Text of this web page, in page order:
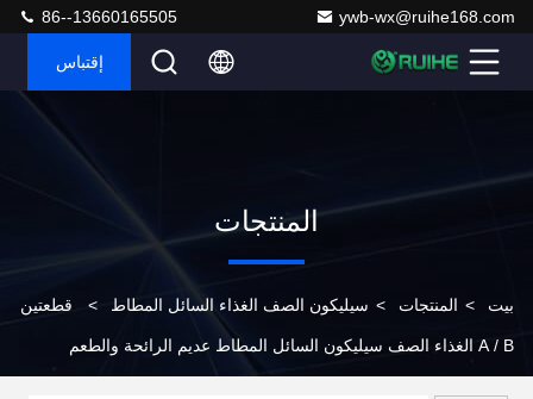
ywb-wx@ruihe168.com
86--13660165505
إقتباس
المنتجات
بيت > المنتجات > سيليكون الصف الغذاء السائل المطاط > قطعتين
A / B الغذاء الصف سيليكون السائل المطاط عديم الرائحة والطعم